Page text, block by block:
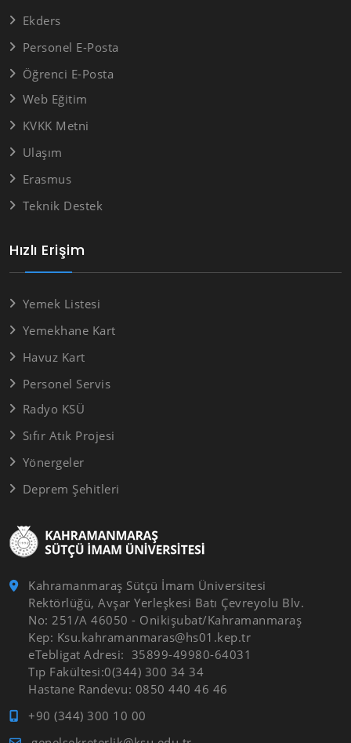
Kahramanmaraş Sütçü İmam Üniversitesi
Rektörlüğü, Avşar Yerleşkesi Batı Çevreyolu Blv.
No: 251/A 46050 - Onikişubat/Kahramanmaraş
Kep: Ksu.kahramanmaras@hs01.kep.tr
eTebligat Adresi: 35899-49980-64031
Tıp Fakültesi:0(344) 300 34 34
Hastane Randevu: 0850 440 46 46
+90 (344) 300 10 00
Hızlı Erişim
Yemek Listesi
Yemekhane Kart
Havuz Kart
Personel Servis
Radyo KSÜ
Sıfır Atık Projesi
Yönergeler
Deprem Şehitleri
Ekders
Personel E-Posta
Öğrenci E-Posta
Web Eğitim
KVKK Metni
Ulaşım
Erasmus
Teknik Destek